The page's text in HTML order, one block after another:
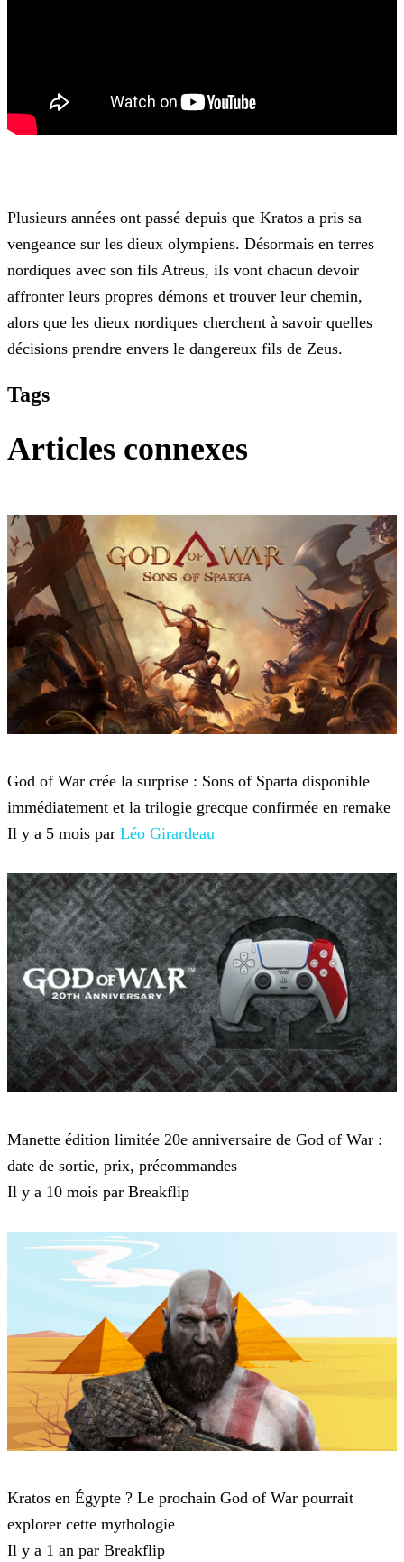
Plusieurs années ont passé depuis que Kratos a pris sa
vengeance sur les dieux olympiens. Désormais en terres
nordiques avec son fils Atreus, ils vont chacun devoir
affronter leurs propres démons et trouver leur chemin,
alors que les dieux nordiques cherchent à savoir quelles
décisions prendre envers le dangereux fils de Zeus.
Tags
Articles connexes
God of War crée la surprise : Sons of Sparta disponible
immédiatement et la trilogie grecque confirmée en remake
Il y a 5 mois par Léo Girardeau
Manette édition limitée 20e anniversaire de God of War :
date de sortie, prix, précommandes
Il y a 10 mois par Breakflip
Kratos en Égypte ? Le prochain God of War pourrait
explorer cette mythologie
Il y a 1 an par Breakflip